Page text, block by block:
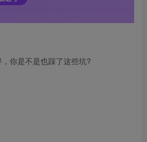
你是不是也踩了这些坑?